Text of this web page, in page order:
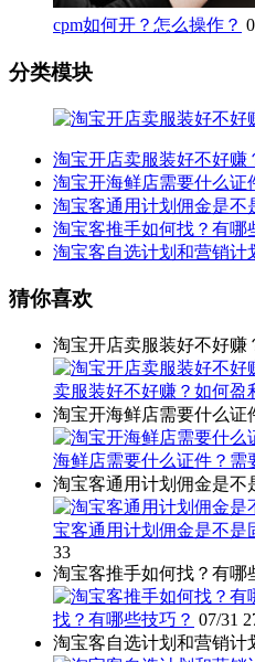
cpm如何开？怎么操作？
分类模块
淘宝开店卖服装好不好赚
淘宝开海鲜店需要什么证
淘宝客通用计划佣金是不
淘宝客推手如何找？有哪
淘宝客自选计划和营销计
猜你喜欢
淘宝开店卖服装好不好赚
卖服装好不好赚？如何盈
淘宝开海鲜店需要什么证
海鲜店需要什么证件？需
淘宝客通用计划佣金是不
宝客通用计划佣金是不是
33
淘宝客推手如何找？有哪
找？有哪些技巧？ 07/31
淘宝客自选计划和营销计